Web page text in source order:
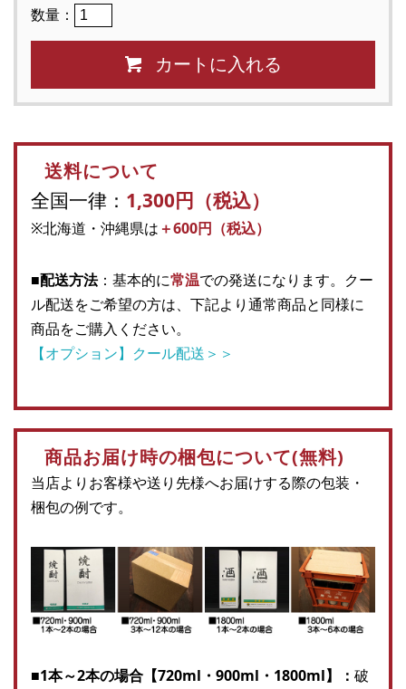
数量：
カートに入れる
送料について
全国一律： 1,300円（税込）
※北海道・沖縄県は ＋600円（税込）
■配送方法：基本的に常温での発送になります。クー
ル配送をご希望の方は、下記より通常商品と同様に
商品をご購入ください。
【オプション】クール配送＞＞
商品お届け時の梱包について(無料)
当店よりお客様や送り先様へお届けする際の包装・
梱包の例です。
■1本～2本の場合【720ml・900ml・1800ml】： 破